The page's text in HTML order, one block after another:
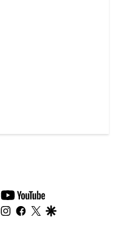
youtube-
footer
instagram
facebook
twitter